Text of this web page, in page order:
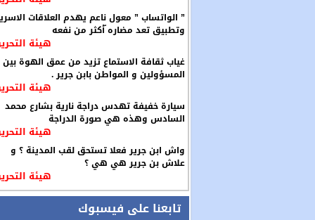
” الواتساب ” معول ناعم يهدم العلاقات
وتطبيق تعد مضاره ّأكثر من نفعه
هيئة
غياب ثقافة الاستماع تزيد من عمق الهوة بين
المسؤولين و المواطن بابن جرير .
هيئة
سيارة خفيفة تهدس دراجة نارية بشارع محمد
السادس وهذه هي صورة الدراجة
هيئة
واش ابن جرير فعلا تستحق لقب المدينة ؟ و
علاش بن جرير هي هي ؟
هيئة
تابعنا على فيسبوك